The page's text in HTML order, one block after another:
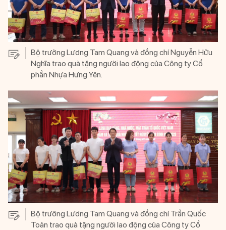
Bộ trưởng Lương Tam Quang và đồng chí Nguyễn Hữu
Nghĩa trao quà tặng người lao động của Công ty Cổ
phần Nhựa Hưng Yên.
Bộ trưởng Lương Tam Quang và đồng chí Trần Quốc
Toản trao quà tặng người lao động của Công ty Cổ